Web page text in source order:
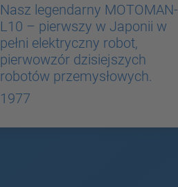
Nasz legendarny MOTOMAN-
L10 – pierwszy w Japonii w
pełni elektryczny robot,
pierwowzór dzisiejszych
robotów przemysłowych.
1977